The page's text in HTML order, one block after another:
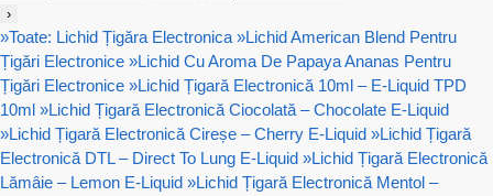
›
»Toate: Lichid Țigăra Electronica »Lichid American Blend Pentru
Țigări Electronice »Lichid Cu Aroma De Papaya Ananas Pentru
Țigări Electronice »Lichid Țigară Electronică 10ml – E-Liquid TPD
10ml »Lichid Țigară Electronică Ciocolată – Chocolate E-Liquid
»Lichid Țigară Electronică Cireșe – Cherry E-Liquid »Lichid Țigară
Electronică DTL – Direct To Lung E-Liquid »Lichid Țigară Electronică
Lămâie – Lemon E-Liquid »Lichid Țigară Electronică Mentol –